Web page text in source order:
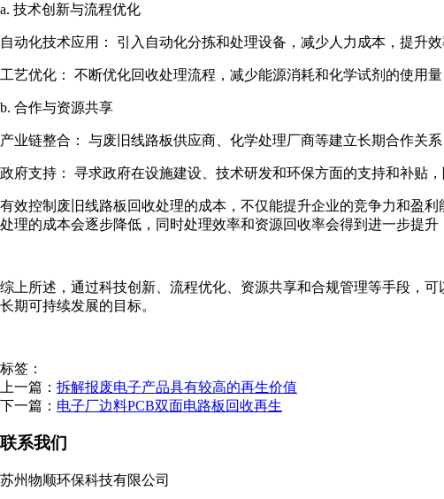
a. 技术创新与流程优化
自动化技术应用： 引入自动化分拣和处理设备，减少人力成本，提升效
工艺优化： 不断优化回收处理流程，减少能源消耗和化学试剂的使用量
b. 合作与资源共享
产业链整合： 与废旧线路板供应商、化学处理厂商等建立长期合作关
政府支持： 寻求政府在设施建设、技术研发和环保方面的支持和补贴，
有效控制废旧线路板回收处理的成本，不仅能提升企业的竞争力和盈
处理的成本会逐步降低，同时处理效率和资源回收率会得到进一步提升
综上所述，通过科技创新、流程优化、资源共享和合规管理等手段，
长期可持续发展的目标。
标签：
上一篇： 拆解报废电子产品具有较高的再生价值
下一篇： 电子厂边料PCB双面电路板回收再生
联系我们
苏州物顺环保科技有限公司